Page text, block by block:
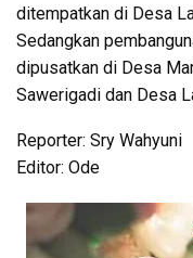
ditempatkan di Desa
Sedangkan
dipusatkan di Desa
Sawerigadi dan Desa
Reporter: Sry Wahyuni
Editor: Ode